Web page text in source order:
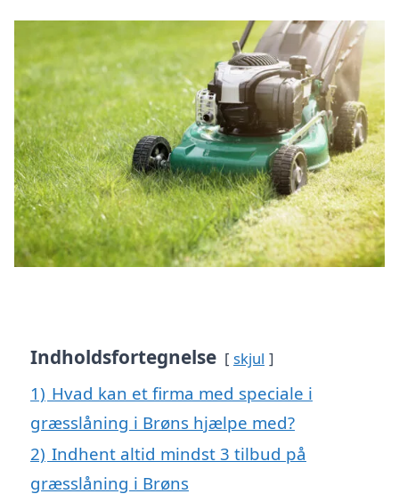
Indholdsfortegnelse skjul
1) Hvad kan et firma med speciale i
græsslåning i Brøns hjælpe med?
2) Indhent altid mindst 3 tilbud på
græsslåning i Brøns